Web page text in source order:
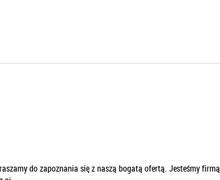
do zapoznania się z naszą bogatą ofertą. Jesteśmy firmą,